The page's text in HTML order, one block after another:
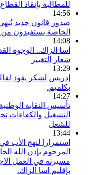
للمطالبة بإنقاذ
14:56
الخاصة يستفيدون من
14:08
أسا الزاك.. الوجوه
شعار التغيير
13:29
إدريس لشكر يقود
بكلميم.
14:27
تأسيس النقابة
التشغيل والكفاءات
للشغل
13:44
استمرارا لنهج الأب
المرحوم بإذن الله
مسيرته في العمل
بإقليم آسا الزاك.